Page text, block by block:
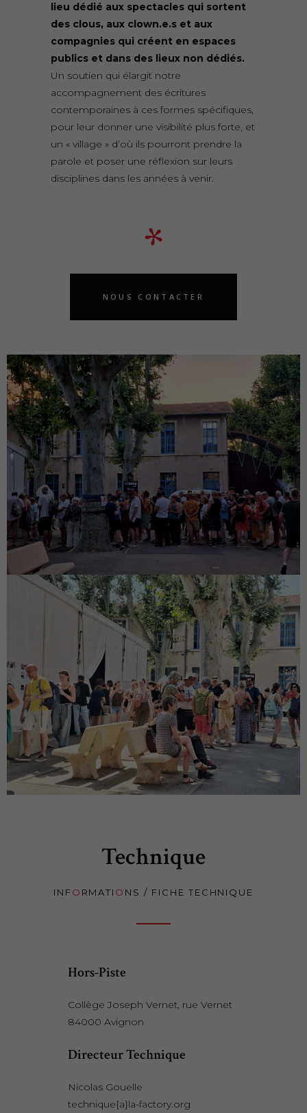
lieu dédié aux spectacles qui sortent
des clous, aux clown.e.s et aux
compagnies qui créent en espaces
publics et dans des lieux non dédiés.
Un soutien qui élargit notre
accompagnement des écritures
contemporaines à ces formes spécifiques,
pour leur donner une visibilité plus forte, et
un « village » d’où ils pourront prendre la
parole et poser une réflexion sur leurs
disciplines dans les années à venir.
*
NOUS CONTACTER
Technique
INF O RMATI O NS / FICHE TECHNIQUE
Hors-Piste
Collège Joseph Vernet, rue Vernet
84000 Avignon
Directeur Technique
Nicolas Gouelle
technique{a}la-factory.org